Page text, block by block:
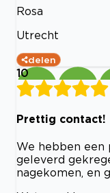
Rosa
Utrecht
delen
10
Prettig contact!
We hebben een
geleverd
nagekomen, en